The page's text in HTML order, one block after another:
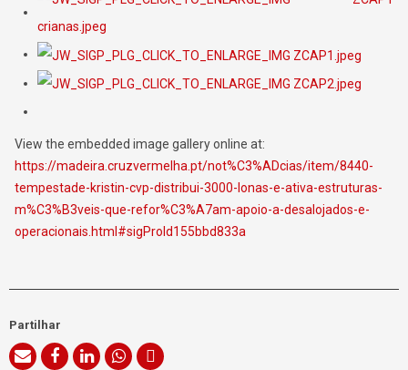
View the embedded image gallery online at:
https://madeira.cruzvermelha.pt/not%C3%ADcias/item/8440-
tempestade-kristin-cvp-distribui-3000-lonas-e-ativa-estruturas-
m%C3%B3veis-que-refor%C3%A7am-apoio-a-desalojados-e-
operacionais.html#sigProId155bbd833a
Partilhar